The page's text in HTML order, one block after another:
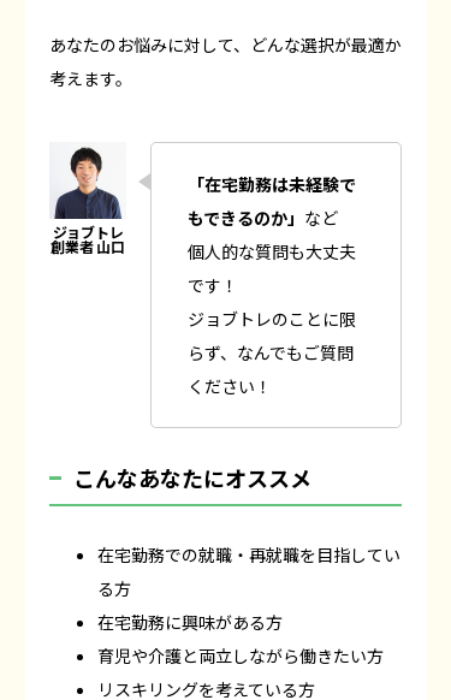
あなたのお悩みに対して、どんな選択が最適か
考えます。
「在宅勤務は未経験で
もできるのか」 など
個人的な質問も大丈夫
です！
ジョブトレのことに限
らず、なんでもご質問
ください！
こんなあなたにオススメ
在宅勤務での就職・再就職を目指してい
る方
在宅勤務に興味がある方
育児や介護と両立しながら働きたい方
リスキリングを考えている方